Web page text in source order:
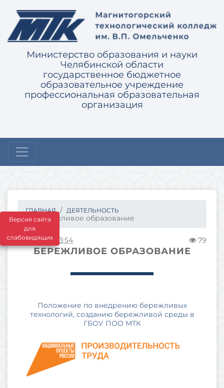
Версия сайта
для
слабовидящих
Министерство образования и науки
Челябинской области
государственное бюджетное
образовательное учреждение
профессиональная образовательная
организация
ГЛАВНАЯ ДЕЯТЕЛЬНОСТЬ
Бережливое образование
13.03.2026 03:54 79
БЕРЕЖЛИВОЕ ОБРАЗОВАНИЕ
Положение по внедрению бережливых
технологий, созданию бережливой среды в
ГБОУ ПОО МТК